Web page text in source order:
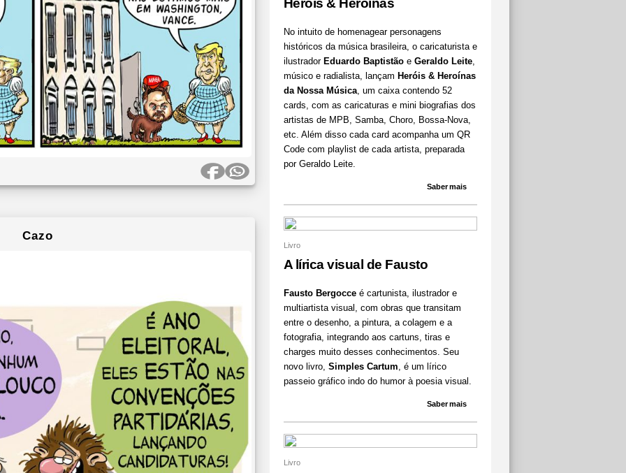
Cazo
Heróis & Heroínas
No intuito de homenagear personagens
históricos da música brasileira, o caricaturista e
ilustrador Eduardo Baptistãoe Geraldo Leite,
músico e radialista, lançam Heróis & Heroínas
da Nossa Música, um caixa contendo 52
cards, com as caricaturas e mini biografias dos
artistas de MPB, Samba, Choro, Bossa-Nova,
etc. Além disso cada card acompanha um QR
Code com playlist de cada artista, preparada
por Geraldo Leite.
Saber mais
Livro
A lírica visual de Fausto
Fausto Bergocceé cartunista, ilustrador e
multiartista visual, com obras que transitam
entre o desenho, a pintura, a colagem e a
fotografia, integrando aos cartuns, tiras e
charges muito desses conhecimentos. Seu
novo livro, Simples Cartum, é um lírico
passeio gráfico indo do humor à poesia visual.
Saber mais
Livro